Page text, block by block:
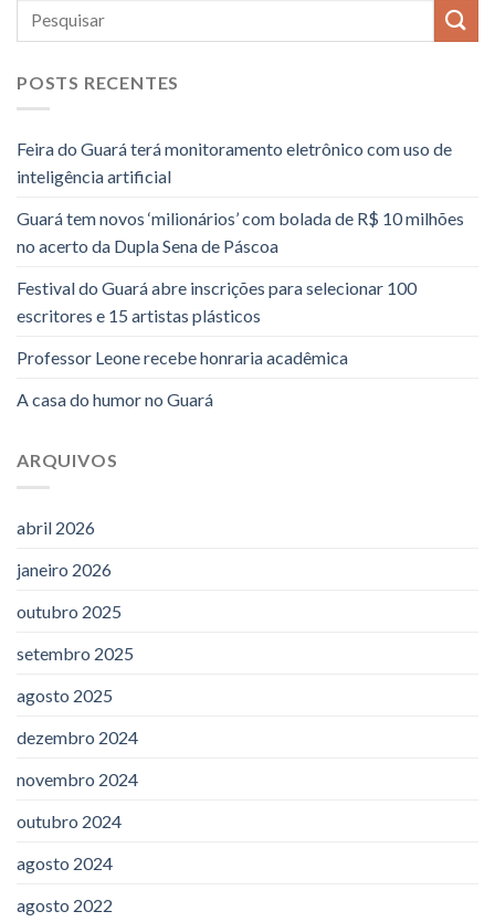
POSTS RECENTES
Feira do Guará terá monitoramento eletrônico com uso de
inteligência artificial
Guará tem novos ‘milionários’ com bolada de R$ 10 milhões
no acerto da Dupla Sena de Páscoa
Festival do Guará abre inscrições para selecionar 100
escritores e 15 artistas plásticos
Professor Leone recebe honraria acadêmica
A casa do humor no Guará
ARQUIVOS
abril 2026
janeiro 2026
outubro 2025
setembro 2025
agosto 2025
dezembro 2024
novembro 2024
outubro 2024
agosto 2024
agosto 2022